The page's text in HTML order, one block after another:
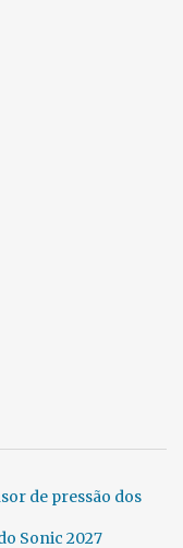
de pressão dos
Sonic 2027